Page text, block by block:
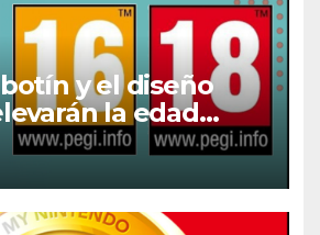
botín y el diseño
la edad
de los
en Europa